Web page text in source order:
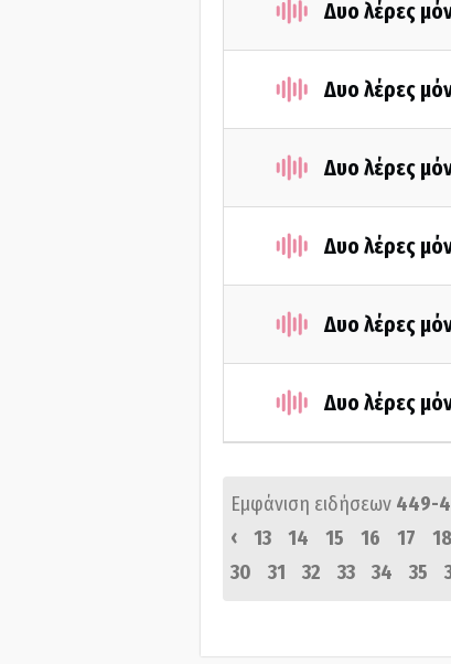
Δυο λέρες
Δυο λέρες
Δυο λέρες
Δυο λέρες
Δυο λέρες
Δυο λέρες
Εμφάνιση ειδήσεων 449-
‹
13 14 15 16 17 18
30
31 32 33 34 35